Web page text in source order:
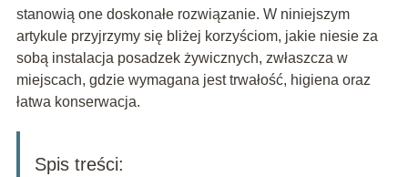
stanowią one doskonałe rozwiązanie. W niniejszym
artykule przyjrzymy się bliżej korzyściom, jakie niesie za
sobą instalacja posadzek żywicznych, zwłaszcza w
miejscach, gdzie wymagana jest trwałość, higiena oraz
łatwa konserwacja.
Spis treści: